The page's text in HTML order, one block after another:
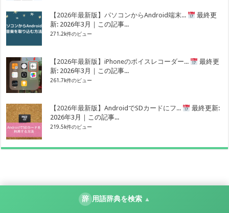
【2026年最新版】パソコンからAndroid端末...
最終更
新: 2026年3月｜この記事...
271.2k件のビュー
【2026年最新版】iPhoneのボイスレコーダー...
最終更
新: 2026年3月｜この記事...
261.7k件のビュー
【2026年最新版】AndroidでSDカードにフ...
最終更新:
2026年3月｜この記事...
219.5k件のビュー
辞 用語辞典を検索 ▲